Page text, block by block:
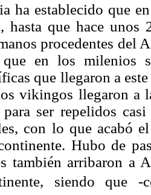
ha establecido que
hasta que hace
procedentes del
en los milenios
que llegaron a
vikingos llegaron a
para ser repelidos
con lo que acabó
Hubo de
también arribaron a
siendo que -